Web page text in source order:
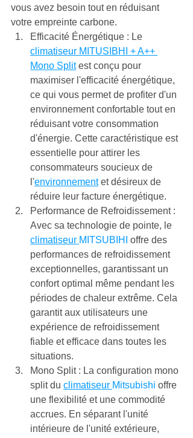
vous avez besoin tout en réduisant
votre empreinte carbone.
Efficacité Énergétique : Le
climatiseur MITUSIBHI + A++
Mono Split est conçu pour
maximiser l'efficacité énergétique,
ce qui vous permet de profiter d'un
environnement confortable tout en
réduisant votre consommation
d'énergie. Cette caractéristique est
essentielle pour attirer les
consommateurs soucieux de
l'environnement et désireux de
réduire leur facture énergétique.
Performance de Refroidissement :
Avec sa technologie de pointe, le
climatiseur MITSUBIHI
offre des
performances de refroidissement
exceptionnelles, garantissant un
confort optimal même pendant les
périodes de chaleur extrême. Cela
garantit aux utilisateurs une
expérience de refroidissement
fiable et efficace dans toutes les
situations.
Mono Split : La configuration mono
split du climatiseur Mitsubishi offre
une flexibilité et une commodité
accrues. En séparant l'unité
intérieure de l'unité extérieure,